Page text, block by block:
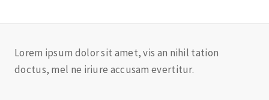
Lorem ipsum dolor sit amet, vis an nihil tation
doctus, mel ne iriure accusam evertitur.